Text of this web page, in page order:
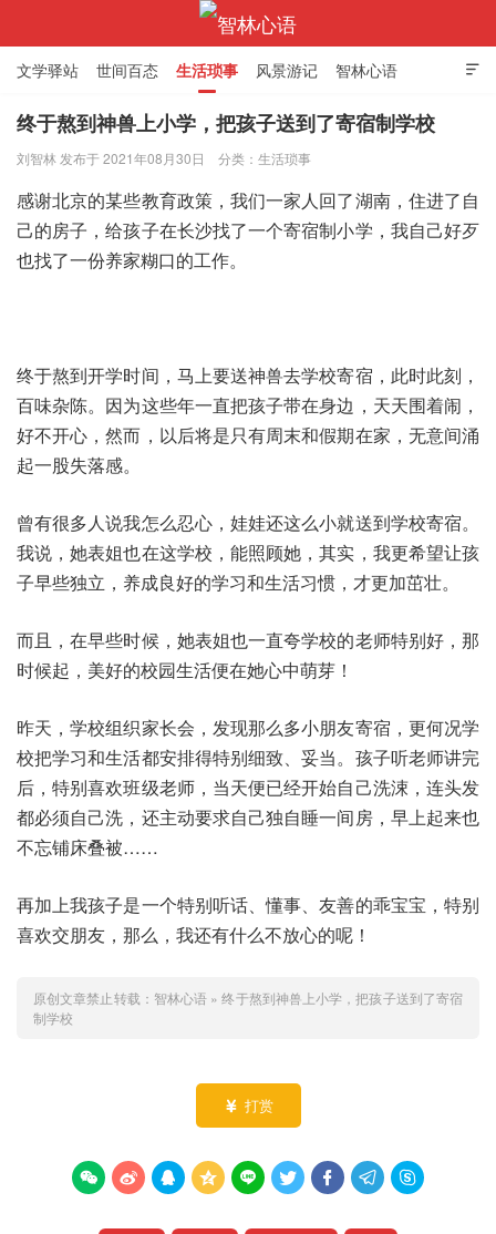

文学驿站 世间百态 生活琐事 风景游记 智林心语
终于熬到神兽上小学，把孩子送到了寄宿制学校
刘智林 发布于 2021年08月30日 分类： 生活琐事
感谢北京的某些教育政策，我们一家人回了湖南，住进了自
己的房子，给孩子在长沙找了一个寄宿制小学，我自己好歹
也找了一份养家糊口的工作。
终于熬到开学时间，马上要送神兽去学校寄宿，此时此刻，
百味杂陈。因为这些年一直把孩子带在身边，天天围着闹，
好不开心，然而，以后将是只有周末和假期在家，无意间涌
起一股失落感。
曾有很多人说我怎么忍心，娃娃还这么小就送到学校寄宿。
我说，她表姐也在这学校，能照顾她，其实，我更希望让孩
子早些独立，养成良好的学习和生活习惯，才更加茁壮。
而且，在早些时候，她表姐也一直夸学校的老师特别好，那
时候起，美好的校园生活便在她心中萌芽！
昨天，学校组织家长会，发现那么多小朋友寄宿，更何况学
校把学习和生活都安排得特别细致、妥当。孩子听老师讲完
后，特别喜欢班级老师，当天便已经开始自己洗涑，连头发
都必须自己洗，还主动要求自己独自睡一间房，早上起来也
不忘铺床叠被……
再加上我孩子是一个特别听话、懂事、友善的乖宝宝，特别
喜欢交朋友，那么，我还有什么不放心的呢！
原创文章禁止转载： 智林心语 »终于熬到神兽上小学，把孩子送到了寄宿
制学校
 打赏
        